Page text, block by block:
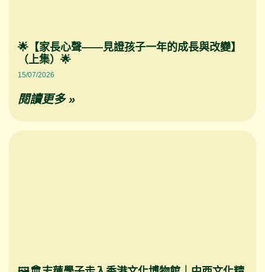
🌟【家長心聲——見證孩子一年的成長與改變】
（上集）🌟
15/07/2026
閱讀更多 »